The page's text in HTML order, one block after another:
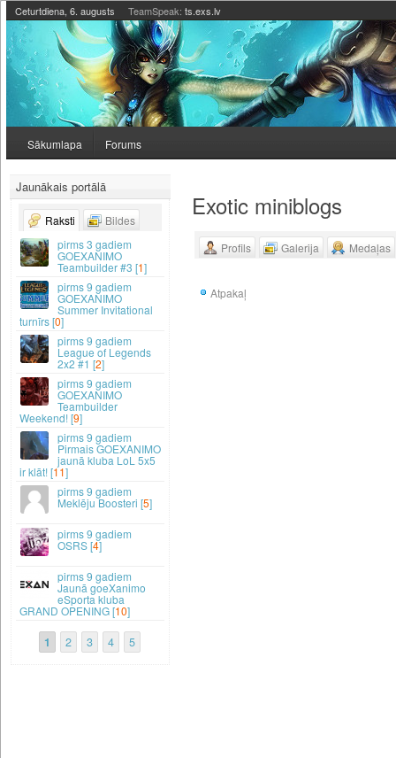
Ceturtdiena, 6. augusts TeamSpeak: ts.exs.lv
Sākumlapa Forums
Exotic miniblogs
Profils Galerija Medaļas
Atpakaļ
Jaunākais portālā
Raksti
Bildes
3 gadiem
GOEXANIMO
Teambuilder #3 [1]
9 gadiem
GOEXANIMO
Summer Invitational
turnīrs [0]
9 gadiem
League of Legends
2x2 #1 [2]
9 gadiem
GOEXANIMO
Teambuilder
Weekend! [9]
9 gadiem
Pirmais GOEXANIMO
jaunā kluba LoL 5x5
ir klāt! [11]
9 gadiem
Meklēju Boosteri [5]
9 gadiem
OSRS [4]
9 gadiem
Jaunā goeXanimo
eSporta kluba
GRAND OPENING [10]
1 2 3 4 5